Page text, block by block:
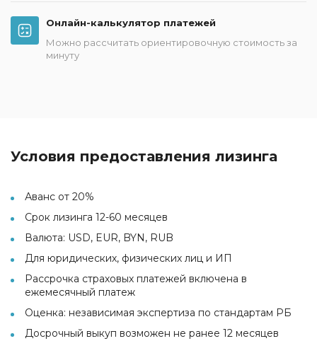
Онлайн-калькулятор платежей
Можно рассчитать ориентировочную стоимость за
минуту
Условия предоставления лизинга
Аванс от 20%
Срок лизинга 12-60 месяцев
Валюта: USD, EUR, BYN, RUB
Для юридических, физических лиц и ИП
Рассрочка страховых платежей включена в
ежемесячный платеж
Оценка: независимая экспертиза по стандартам РБ
Досрочный выкуп возможен не ранее 12 месяцев